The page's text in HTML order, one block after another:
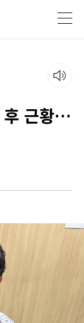
후 근황…